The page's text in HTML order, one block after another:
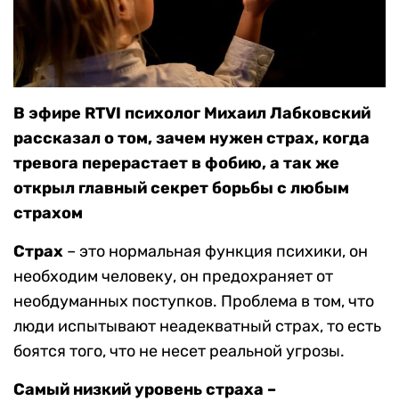
В эфире RTVI психолог Михаил Лабковский
рассказал о том, зачем нужен страх, когда
тревога перерастает в фобию, а так же
открыл главный секрет борьбы с любым
страхом
Страх – это нормальная функция психики, он
необходим человеку, он предохраняет от
необдуманных поступков. Проблема в том, что
люди испытывают неадекватный страх, то есть
боятся того, что не несет реальной угрозы.
Самый низкий уровень страха –